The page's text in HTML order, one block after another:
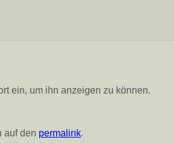
ein, um ihn anzeigen zu können.
auf den permalink.